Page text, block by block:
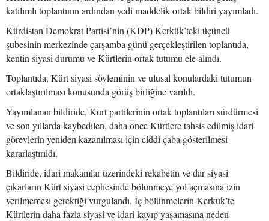
katılımlı toplantının ardından yedi maddelik ortak bildiri yayımladı.
Kürdistan Demokrat Partisi’nin (KDP) Kerkük’teki üçüncü
şubesinin merkezinde çarşamba günü gerçekleştirilen toplantıda,
kentin siyasi durumu ve Kürtlerin ortak tutumu ele alındı.
Toplantıda, Kürt siyasi söyleminin ve ulusal konulardaki tutumun
ortaklaştırılması konusunda görüş birliğine varıldı.
Yayımlanan bildiride, Kürt partilerinin ortak toplantıları sürdürmesi
ve son yıllarda kaybedilen, daha önce Kürtlere tahsis edilmiş idari
görevlerin yeniden kazanılması için ciddi çaba gösterilmesi
kararlaştırıldı.
Bildiride, idari makamlar üzerindeki rekabetin ve dar siyasi
çıkarların Kürt siyasi cephesinde bölünmeye yol açmasına izin
verilmemesi gerektiği vurgulandı. İç bölünmelerin Kerkük’te
Kürtlerin daha fazla siyasi ve idari kayıp yaşamasına neden